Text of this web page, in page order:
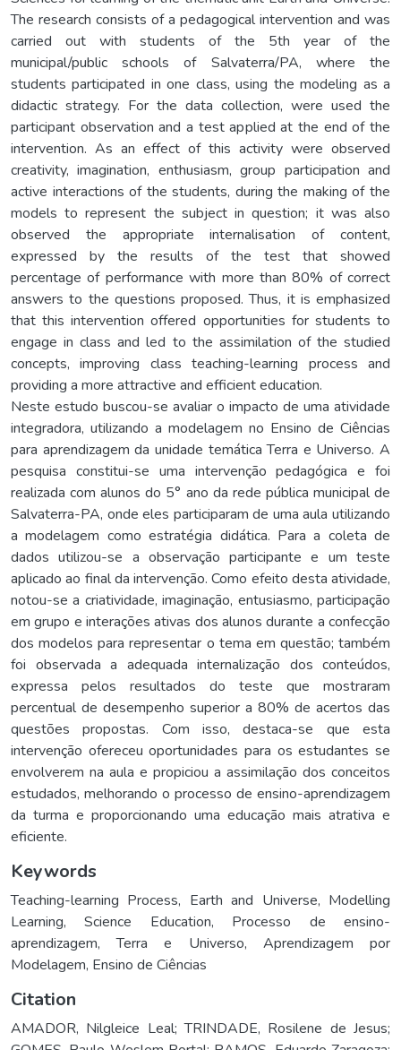
The research consists of a pedagogical intervention and was
carried out with students of the 5th year of the
municipal/public schools of Salvaterra/PA, where the
students participated in one class, using the modeling as a
didactic strategy. For the data collection, were used the
participant observation and a test applied at the end of the
intervention. As an effect of this activity were observed
creativity, imagination, enthusiasm, group participation and
active interactions of the students, during the making of the
models to represent the subject in question; it was also
observed the appropriate internalisation of content,
expressed by the results of the test that showed
percentage of performance with more than 80% of correct
answers to the questions proposed. Thus, it is emphasized
that this intervention offered opportunities for students to
engage in class and led to the assimilation of the studied
concepts, improving class teaching-learning process and
providing a more attractive and efficient education.
Neste estudo buscou-se avaliar o impacto de uma atividade
integradora, utilizando a modelagem no Ensino de Ciências
para aprendizagem da unidade temática Terra e Universo. A
pesquisa constitui-se uma intervenção pedagógica e foi
realizada com alunos do 5° ano da rede pública municipal de
Salvaterra-PA, onde eles participaram de uma aula utilizando
a modelagem como estratégia didática. Para a coleta de
dados utilizou-se a observação participante e um teste
aplicado ao final da intervenção. Como efeito desta atividade,
notou-se a criatividade, imaginação, entusiasmo, participação
em grupo e interações ativas dos alunos durante a confecção
dos modelos para representar o tema em questão; também
foi observada a adequada internalização dos conteúdos,
expressa pelos resultados do teste que mostraram
percentual de desempenho superior a 80% de acertos das
questões propostas. Com isso, destaca-se que esta
intervenção ofereceu oportunidades para os estudantes se
envolverem na aula e propiciou a assimilação dos conceitos
estudados, melhorando o processo de ensino-aprendizagem
da turma e proporcionando uma educação mais atrativa e
eficiente.
Keywords
Teaching-learning Process, Earth and Universe, Modelling
Learning,Science Education, Processo de ensino-
aprendizagem,Terra e Universo, Aprendizagem por
Modelagem, Ensino de Ciências
Citation
AMADOR, Nilgleice Leal; TRINDADE, Rosilene de Jesus;